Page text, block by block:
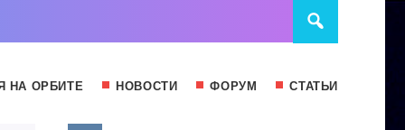
НА ОРБИТЕ НОВОСТИ ФОРУМ СТАТЬИ